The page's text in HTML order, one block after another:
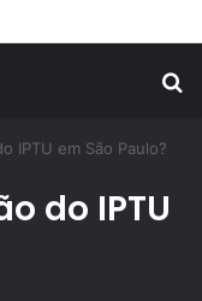
IPTU em São Paulo?
do IPTU